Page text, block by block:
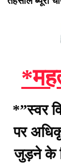
*”स्वर
पर
जुड़ने के